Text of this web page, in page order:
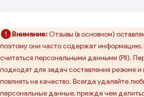
Внимание:Отзывы (в основном)
поэтому они часто содержат информацию,
считаться персональными данными (PII).
подходят для задач составления резюме и
повлиять на качество. Всегда удаляйте
персональные данные, прежде чем